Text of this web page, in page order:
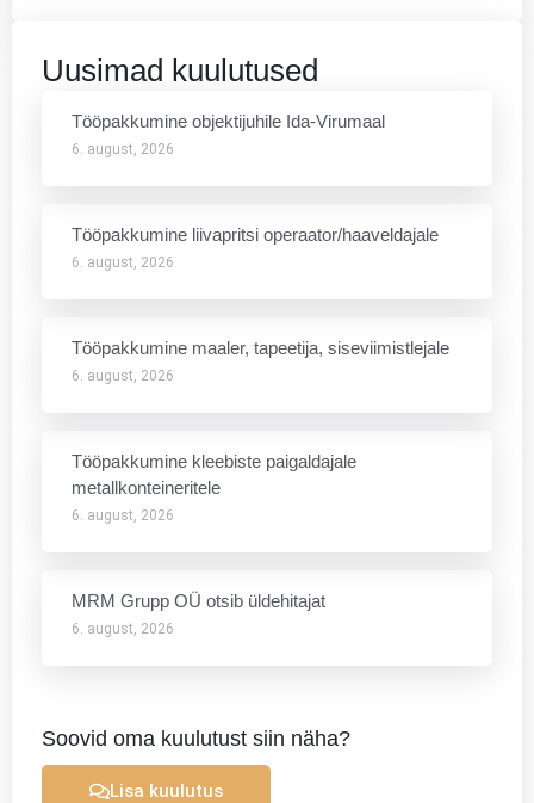
Uusimad kuulutused
Tööpakkumine objektijuhile Ida-Virumaal
6. august, 2026
Tööpakkumine liivapritsi operaator/haaveldajale
6. august, 2026
Tööpakkumine maaler, tapeetija, siseviimistlejale
6. august, 2026
Tööpakkumine kleebiste paigaldajale
metallkonteineritele
6. august, 2026
MRM Grupp OÜ otsib üldehitajat
6. august, 2026
Soovid oma kuulutust siin näha?
Lisa kuulutus